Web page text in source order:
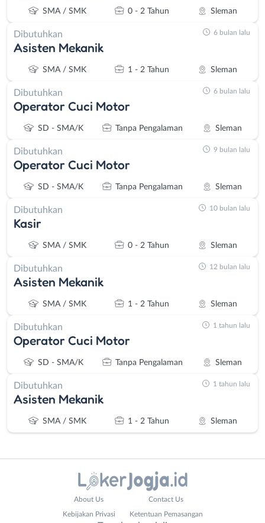
SMA / SMK 0 - 2 Tahun Sleman
Dibutuhkan
Asisten Mekanik
SMA / SMK 1 - 2 Tahun Sleman
6 bulan lalu
Dibutuhkan
Operator Cuci Motor
SD - SMA/K Tanpa Pengalaman Sleman
6 bulan lalu
Dibutuhkan
Operator Cuci Motor
SD - SMA/K Tanpa Pengalaman Sleman
9 bulan lalu
Dibutuhkan
Kasir
SMA / SMK 0 - 2 Tahun Sleman
10 bulan lalu
Dibutuhkan
Asisten Mekanik
SMA / SMK 1 - 2 Tahun Sleman
12 bulan lalu
Dibutuhkan
Operator Cuci Motor
SD - SMA/K Tanpa Pengalaman Sleman
1 tahun lalu
Dibutuhkan
Asisten Mekanik
SMA / SMK 1 - 2 Tahun Sleman
1 tahun lalu
About Us Contact Us
Kebijakan Privasi Ketentuan Pemasangan